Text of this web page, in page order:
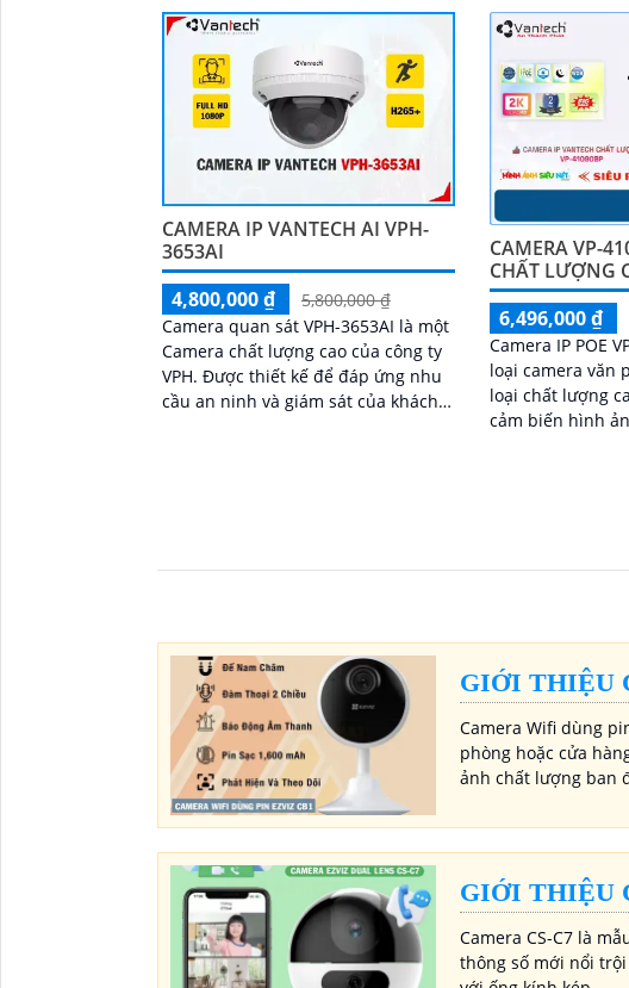
CAMERA IP VANTECH AI VPH-
3653AI
4,800,000 ₫
5,800,000 ₫
Camera quan sát VPH-3653AI là một
Camera chất lượng cao của công ty
VPH. Được thiết kế để đáp ứng nhu
cầu an ninh và giám sát của khách
CAMERA VP-
CHẤT LƯỢNG
6,496,000 ₫
Camera IP POE
loại camera văn
loại chất lượng
cảm biến hình
GIỚI THIỆU
Camera Wifi dùng
phòng hoặc cửa
ảnh chất lượng ban
GIỚI THIỆU
Camera CS-C7 là
thông số mới nổi